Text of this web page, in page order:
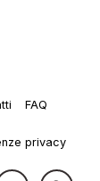
FAQ
privacy